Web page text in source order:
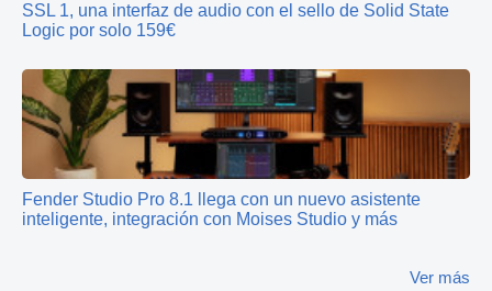
SSL 1, una interfaz de audio con el sello de Solid State
Logic por solo 159€
Fender Studio Pro 8.1 llega con un nuevo asistente
inteligente, integración con Moises Studio y más
Ver más